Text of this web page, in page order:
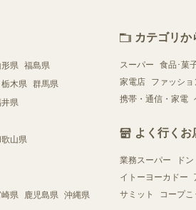
形県 福島県
栃木県 群馬県
県
山県
県 鹿児島県 沖縄県
カテゴリか
スーパー 食品･菓
家電店
ファッショ
携帯・通信・家電
よく行くお
業務スーパー ド
イトーヨーカドー
サミット
コープ